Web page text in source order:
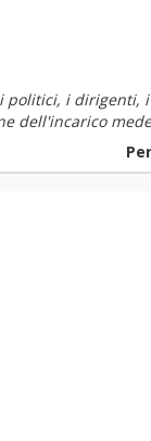
i dirigenti,
dell'incarico